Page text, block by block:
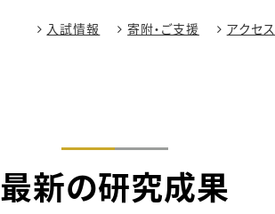
入試情報 寄附・ご支援 アクセス
最新の研究成果